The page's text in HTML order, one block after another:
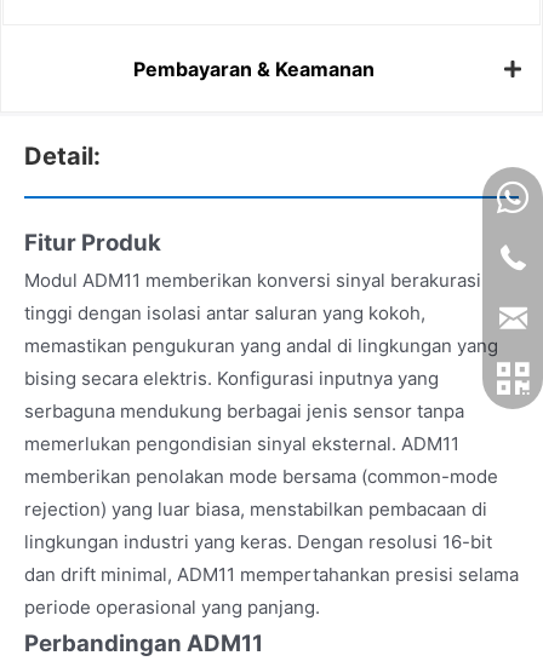
Pembayaran & Keamanan
Detail:
Fitur Produk
Modul ADM11 memberikan konversi sinyal berakurasi
tinggi dengan isolasi antar saluran yang kokoh,
memastikan pengukuran yang andal di lingkungan yang
bising secara elektris. Konfigurasi inputnya yang
serbaguna mendukung berbagai jenis sensor tanpa
memerlukan pengondisian sinyal eksternal. ADM11
memberikan penolakan mode bersama (common-mode
rejection) yang luar biasa, menstabilkan pembacaan di
lingkungan industri yang keras. Dengan resolusi 16-bit
dan drift minimal, ADM11 mempertahankan presisi selama
periode operasional yang panjang.
Perbandingan ADM11